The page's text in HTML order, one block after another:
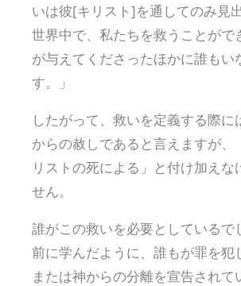
いは彼[キリスト]を通してのみ見
世界中で、私たちを救うことがで
が与えてくださったほかに誰もい
す。」
したがって、救いを定義する際に
からの赦しであると言えますが、
リストの死による」と付け加えな
せん。
誰がこの救いを必要としているで
前に学んだように、誰もが罪を犯
または神からの分離を宣告されて